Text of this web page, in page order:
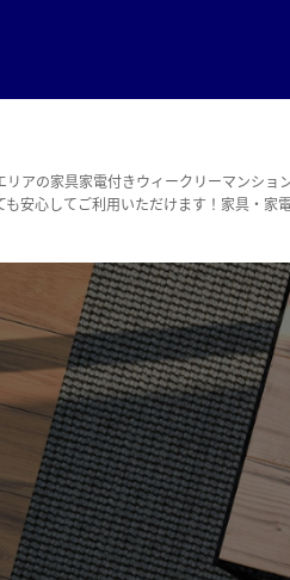
リアの家具家電付きウィークリーマンショ
も安心してご利用いただけます！家具・家